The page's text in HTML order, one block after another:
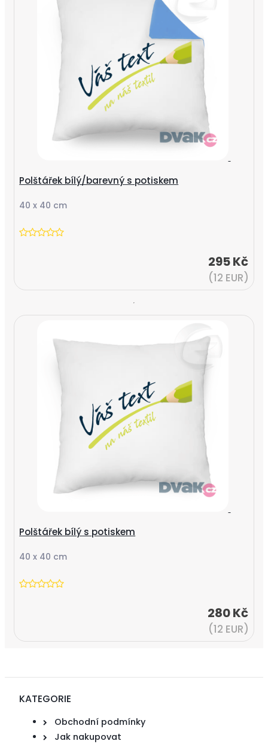
Polštářek bílý/barevný s potiskem
40 x 40 cm
295 Kč
(12 EUR)
Polštářek bílý s potiskem
40 x 40 cm
280 Kč
(12 EUR)
KATEGORIE
Obchodní podmínky
Jak nakupovat